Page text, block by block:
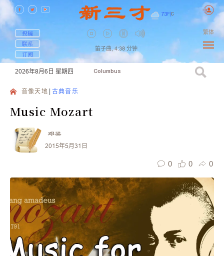
73F| C
投稿
联系
订阅
笛子曲, 4:38 分钟
繁体
2026年8月6日 星期四 Columbus
音像天地 古典音乐
Music Mozart
邓梁
2015年5月31日
0 0 0